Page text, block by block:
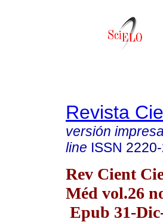
Revista
versión impresa
line ISSN
Rev Cient
Méd vol.26
Epub 31-